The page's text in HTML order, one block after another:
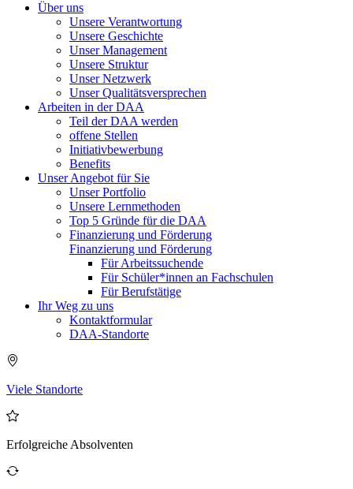
Über uns
Unsere Verantwortung
Unsere Geschichte
Unser Management
Unsere Struktur
Unser Netzwerk
Unser Qualitätsversprechen
Arbeiten in der DAA
Teil der DAA werden
offene Stellen
Initiativbewerbung
Benefits
Unser Angebot für Sie
Unser Portfolio
Unsere Lernmethoden
Top 5 Gründe für die DAA
Finanzierung und Förderung
Finanzierung und Förderung
Für Arbeitssuchende
Für Schüler*innen an Fachschulen
Für Berufstätige
Ihr Weg zu uns
Kontaktformular
DAA-Standorte
Viele Standorte
Erfolgreiche Absolventen